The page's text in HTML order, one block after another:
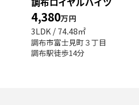
4,380万円
3LDK / 74.48㎡
調布市富士見町３丁目
調布駅徒歩14分